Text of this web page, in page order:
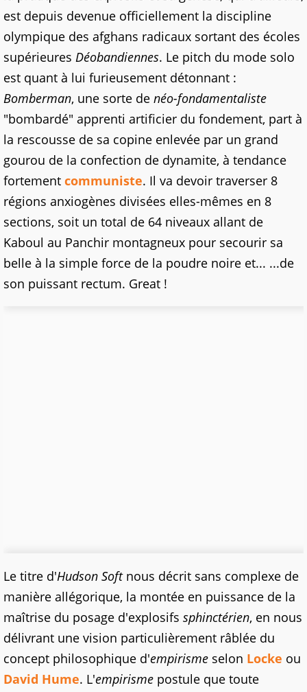
est depuis devenue officiellement la discipline
olympique des afghans radicaux sortant des écoles
supérieures Déobandiennes. Le pitch du mode solo
est quant à lui furieusement détonnant :
Bomberman, une sorte de néo-fondamentaliste
"bombardé" apprenti artificier du fondement, part à
la rescousse de sa copine enlevée par un grand
gourou de la confection de dynamite, à tendance
fortement communiste. Il va devoir traverser 8
régions anxiogènes divisées elles-mêmes en 8
sections, soit un total de 64 niveaux allant de
Kaboul au Panchir montagneux pour secourir sa
belle à la simple force de la poudre noire et... ...de
son puissant rectum. Great !
Le titre d'Hudson Softnous décrit sans complexe de
manière allégorique, la montée en puissance de la
maîtrise du posage d'explosifs sphinctérien, en nous
délivrant une vision particulièrement râblée du
concept philosophique d'empirisme selon Locke ou
David Hume. L'empirisme postule que toute